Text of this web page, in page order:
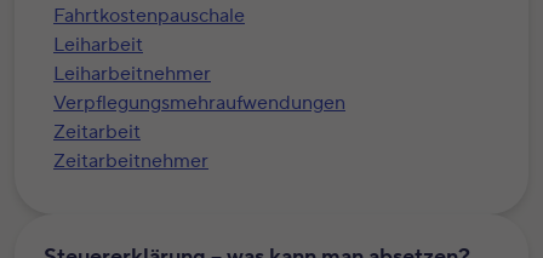
Fahrtkostenpauschale
Leiharbeit
Leiharbeitnehmer
Verpflegungsmehraufwendungen
Zeitarbeit
Zeitarbeitnehmer